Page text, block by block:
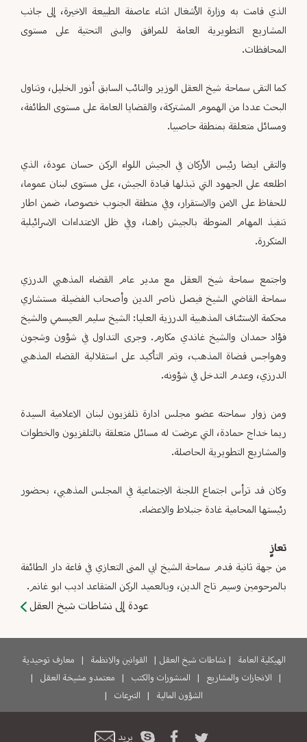
الذي قامت به وزارة الأشغال اثناء عاصفة الطبيعة الاخيرة، إلى جانب
المشاريع التطويرية العامة للمرافق والبنى التحتية على مستوى
المحافظات.
كما التقى سماحة شيخ العقل الوزير والنائب السابق أنور الخليل، وتناول
البحث عددا من الهموم المشتركة، والقضايا العامة على مستوى الطائفة،
ومسائل متعلقة بمنطقة حاصبيا.
والتقى ايضا رئيس الأركان في الجيش اللواء الركن حسان عودة، الذي
اطلعه على الجهود التي تبذلها قيادة الجيش، على مستوى لبنان عموما،
للحفاظ على الامن والاستقرار، وفي منطقة الجنوب خصوصا، ضمن اطار
تنفيذ المهام المنوطة بالجيش راهنا، وفي ظل الاعتداءات الاسرائيلية
المتكررة.
واجتمع سماحة شيخ العقل مع مدير عام القضاء المذهبي الدرزي
سماحة القاضي الشيخ فيصل ناصر الدين وأصحاب الفضيلة مستشاري
محكمة الاستئناف المذهبية الدرزية العليا: الشيخ سليم العيسمي والشيخ
فؤاد حمدان والشيخ غاندي مكارم. وجرى التداول في شؤون وشجون
وهواجس قضاة المذهب، وتم التأكيد على استقلالية القضاء المذهبي
الدرزي، وعدم التدخل في شؤونه.
ومن زوار سماحته عضو مجلس ادارة تلفزيون لبنان الاعلامية السيدة
ريما خداج حمادة، التي عرضت له مسائل متعلقة بالتلفزيون والخطوات
والمشاريع التطويرية الحاصلة.
وكان قد ترأس اجتماع اللجنة الاجتماعية في المجلس المذهبي، بحضور
رئيستها المحامية غادة جنبلاط والاعضاء.
تعازٍ
من جهة ثانية قدم سماحة الشيخ ابي المنى التعازي في قاعة دار الطائفة
بالمرحومين وسيم تاج الدين، وبالعميد الركن المتقاعد اديب ابو غانم.
عودة إلى نشاطات شيخ العقل
الهيكلية العامة | نشاطات شيخ العقل | القوانين والانظمة |
معارف توحيدية
|
الانجازات والمشاريع | المنشورات والكتب | معتمدو مشيخة العقل
|
الشؤون المالية
| التبرعات |
بريد